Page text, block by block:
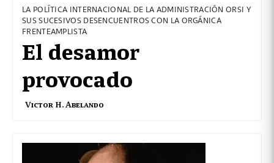
LA POLÍTICA INTERNACIONAL DE LA ADMINISTRACIÓN ORSI Y
SUS SUCESIVOS DESENCUENTROS CON LA ORGÁNICA
FRENTEAMPLISTA
El desamor
provocado
Victor H. Abelando